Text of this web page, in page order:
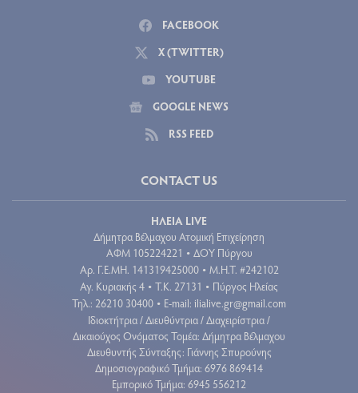
FACEBOOK
X (TWITTER)
YOUTUBE
GOOGLE NEWS
RSS FEED
CONTACT US
ΗΛΕΙΑ LIVE
Δήμητρα Βέλμαχου Ατομική Επιχείρηση
ΑΦΜ 105224221 • ΔΟΥ Πύργου
Aρ. Γ.Ε.ΜΗ. 141319425000 • Μ.Η.Τ. #242102
Αγ. Κυριακής 4 • Τ.Κ. 27131 • Πύργος Ηλείας
Τηλ.: 26210 30400 • E-mail: ilialive.gr@gmail.com
Ιδιοκτήτρια / Διευθύντρια / Διαχειρίστρια /
Δικαιούχος Ονόματος Τομέα: Δήμητρα Βέλμαχου
Διευθυντής Σύνταξης: Γιάννης Σπυρούνης
Δημοσιογραφικό Τμήμα: 6976 869414
Εμπορικό Τμήμα: 6945 556212